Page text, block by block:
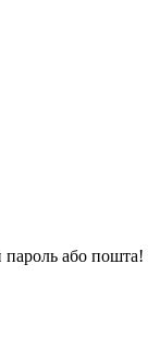
пароль або пошта!